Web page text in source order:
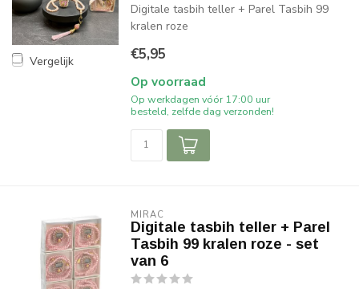
Vergelijk
Digitale tasbih teller + Parel Tasbih 99
kralen roze
€5,95
Op voorraad
Op werkdagen vóór 17:00 uur
besteld, zelfde dag verzonden!
MIRAC
Digitale tasbih teller + Parel
Tasbih 99 kralen roze - set
van 6